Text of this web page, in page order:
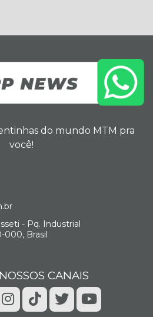
do mundo MTM pra
você!
- Pq. Industrial
000, Brasil
CANAIS